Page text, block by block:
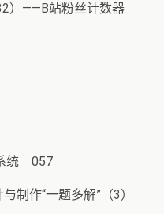
）——B站粉丝计数器
统 057
制作“一题多解”（3）